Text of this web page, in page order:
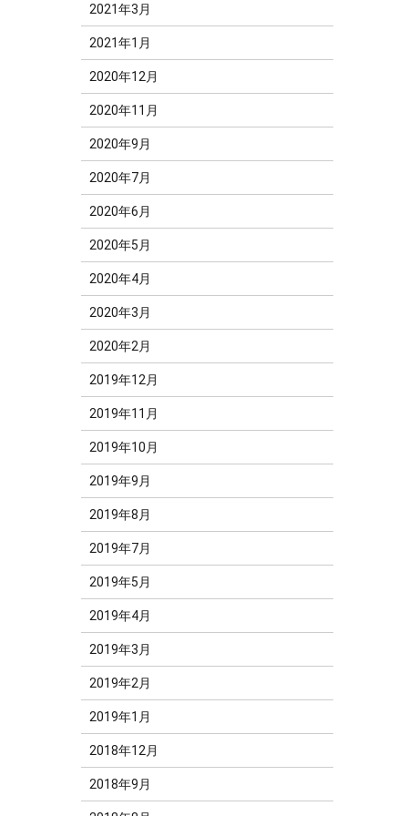
2021年3月
2021年1月
2020年12月
2020年11月
2020年9月
2020年7月
2020年6月
2020年5月
2020年4月
2020年3月
2020年2月
2019年12月
2019年11月
2019年10月
2019年9月
2019年8月
2019年7月
2019年5月
2019年4月
2019年3月
2019年2月
2019年1月
2018年12月
2018年9月